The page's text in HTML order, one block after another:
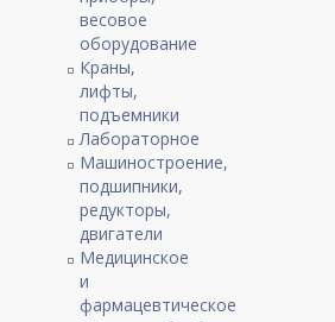
весовое
оборудование
Краны,
лифты,
подъемники
Лабораторное
Машиностроение,
подшипники,
редукторы,
двигатели
Медицинское
и
фармацевтическое